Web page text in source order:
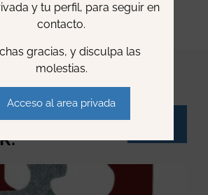
PUEDE
y tu perfil, para seguir en
contacto.
gracias, y disculpa las
molestias.
Acceso al area privada